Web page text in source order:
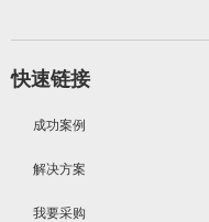
快速链接
成功案例
解决方案
我要采购